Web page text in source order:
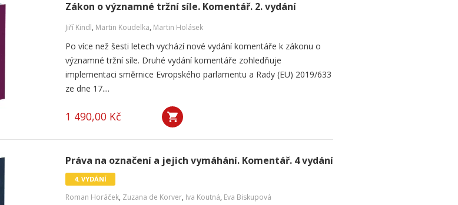
Zákon o významné tržní síle. Komentář. 2. vydání
Jiří Kindl, Martin Koudelka, Martin Holásek
Po více než šesti letech vychází nové vydání komentáře k zákonu o
významné tržní síle. Druhé vydání komentáře zohledňuje
implementaci směrnice Evropského parlamentu a Rady (EU) 2019/633
ze dne 17....
1 490,00 Kč
Práva na označení a jejich vymáhání. Komentář. 4 vydání
4. VYDÁNÍ
Roman Horáček, Zuzana de Korver, Iva Koutná, Eva Biskupová